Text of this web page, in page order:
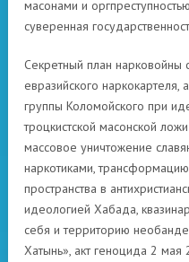
масонами и
суверенная
Секретный план нарковойны
евразийского наркокартеля,
группы Коломойского при
троцкистской масонской
массовое уничтожение
наркотиками,
пространства в
идеологией Хабада,
себя и территорию
Хатынь», акт геноцида 2